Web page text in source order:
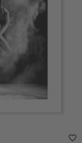
favorite_border